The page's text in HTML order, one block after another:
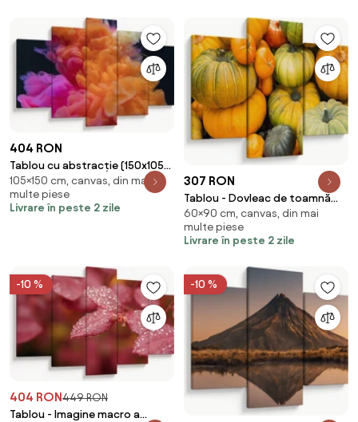
404 RON
Tablou cu abstracție (150x105
cm)
105×150 cm, canvas, din mai
multe piese
Livrare în peste 2 zile
307 RON
Tablou - Dovleac de toamnă
(90x60 cm)
60×90 cm, canvas, din mai
multe piese
Livrare în peste 2 zile
-10 %
404 RON449 RON
Tablou - Imagine macro a
-10 %